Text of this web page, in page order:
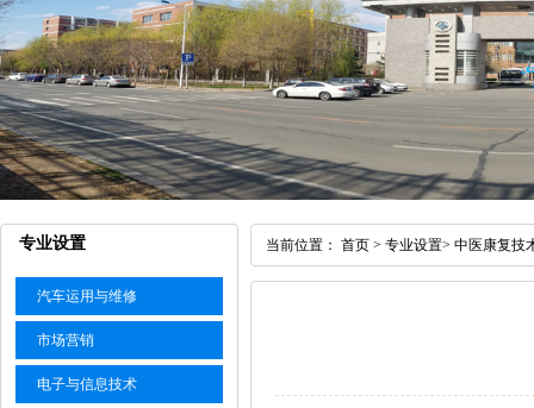
专业设置
汽车运用与维修
市场营销
电子与信息技术
当前位置： 首页 > 专业设置> 中医康复技